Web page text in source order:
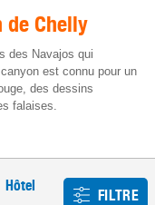
de Chelly
des Navajos qui
est connu pour un
des dessins
falaises.
Hôtel
FILTRE